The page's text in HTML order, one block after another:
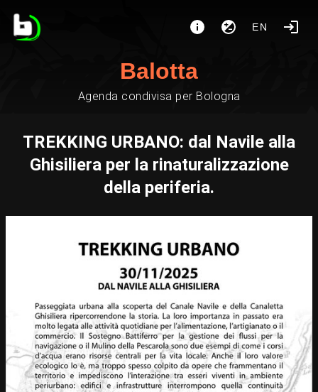
EN
Balotta
Agenda condivisa per Bologna
TREKKING URBANO: dal Navile alla
Ghisiliera per la rinaturalizzazione
della periferia.